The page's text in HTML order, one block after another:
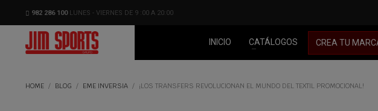
982 286 100LUNES - VIERNES DE 9 :00 A 20:00
INICIO CATÁLOGOS CREA TU
HOME BLOG EME INVERSIA ¡LOS TRANSFERS REVOLUCIONAN EL MUNDO DEL TEXTIL PROMOCIONAL!